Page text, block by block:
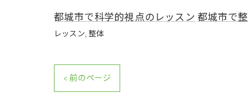
都城市で科学的視点のレッスン都城市で
レッスン 整体
< 前のページ